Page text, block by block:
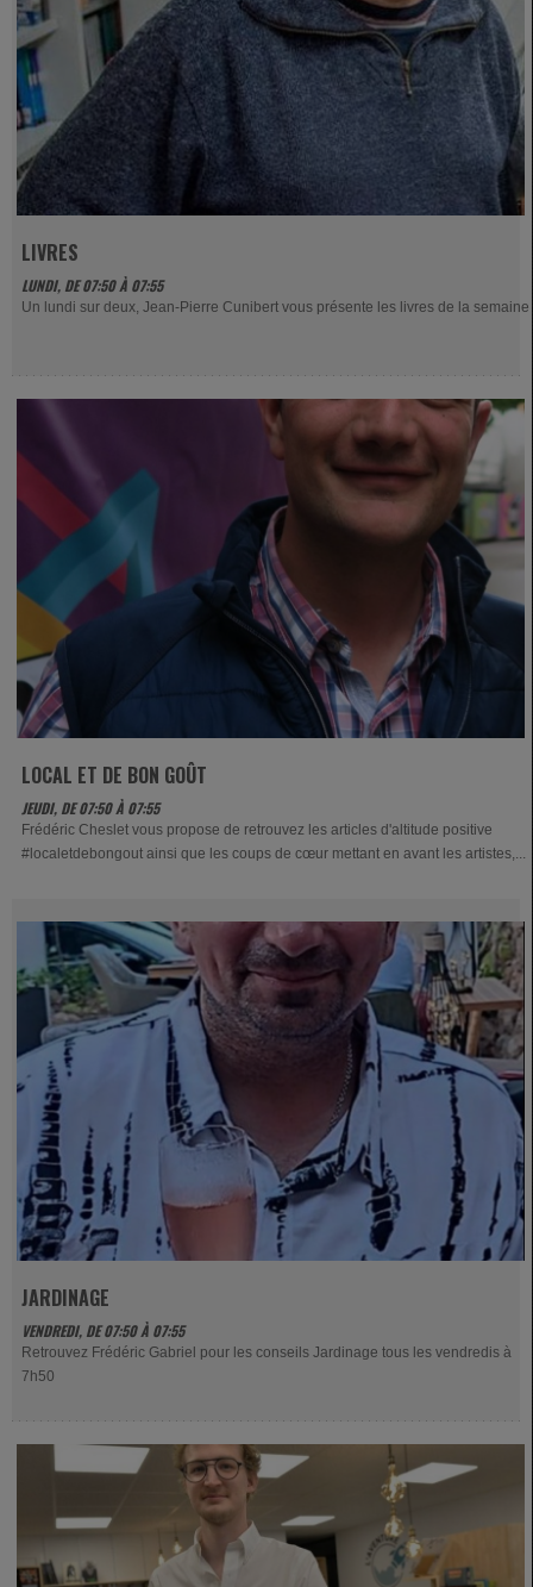
LIVRES
LUNDI, DE 07:50 À 07:55
Un lundi sur deux, Jean-Pierre Cunibert vous présente les livres de la semaine
LOCAL ET DE BON GOÛT
JEUDI, DE 07:50 À 07:55
Frédéric Cheslet vous propose de retrouvez les articles d'altitude positive
#localetdebongout ainsi que les coups de cœur mettant en avant les artistes,...
JARDINAGE
VENDREDI, DE 07:50 À 07:55
Retrouvez Frédéric Gabriel pour les conseils Jardinage tous les vendredis à
7h50